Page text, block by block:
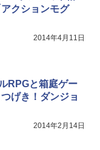
クションモグ
2014年4月11日
RPGと箱庭ゲー
げき！ダンジョ
2014年2月14日